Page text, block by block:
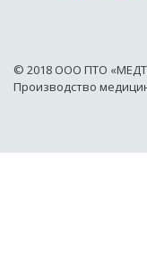
© 2018 OOO ПТО
Производство